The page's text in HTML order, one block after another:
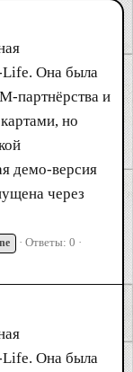
Life. Она была
партнёрства и
но
демо-версия
через
Ответы: 0
Life. Она была